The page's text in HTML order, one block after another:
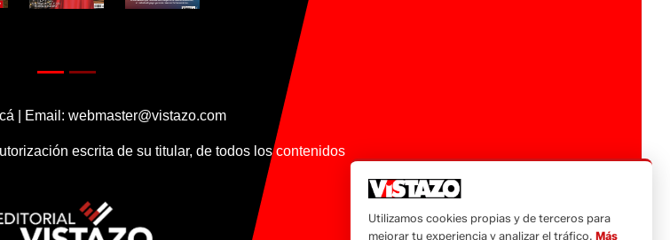
| Email: webmaster@vistazo.com
escrita de su titular, de todos los contenidos
Utilizamos cookies propias y de terceros para
mejorar tu experiencia y analizar el tráfico. Más